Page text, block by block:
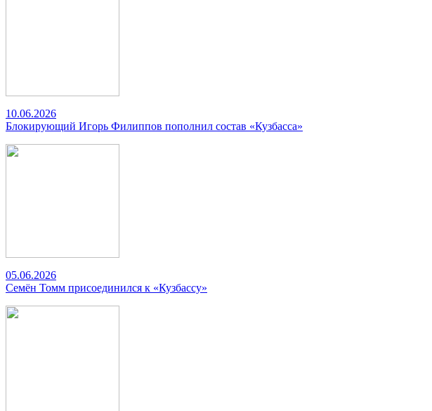
10.06.2026
Блокирующий Игорь Филиппов пополнил состав «Кузбасса»
05.06.2026
Семён Томм присоединился к «Кузбассу»